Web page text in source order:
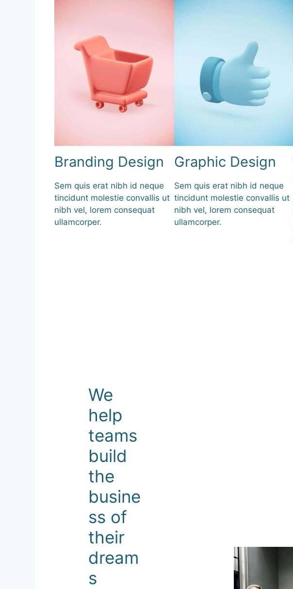
Branding Design
Sem quis erat nibh id neque
tincidunt molestie convallis ut
nibh vel, lorem consequat
ullamcorper.
Graphic Design
Sem quis erat nibh id neque
tincidunt molestie convallis ut
nibh vel, lorem consequat
ullamcorper.
We
help
teams
build
the
busine
ss of
their
dream
s